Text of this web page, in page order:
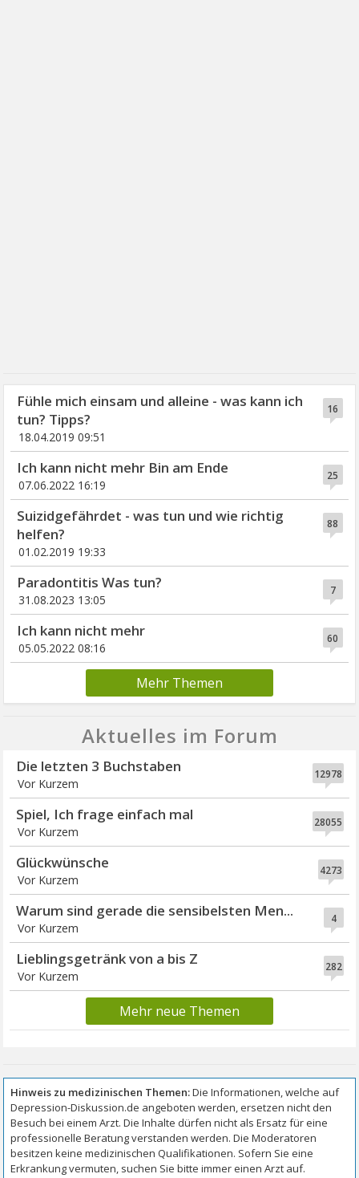
16
Fühle mich einsam und alleine - was kann ich
tun? Tipps?
18.04.2019 09:51
25
Ich kann nicht mehr Bin am Ende
07.06.2022 16:19
88
Suizidgefährdet - was tun und wie richtig
helfen?
01.02.2019 19:33
7
Paradontitis Was tun?
31.08.2023 13:05
60
Ich kann nicht mehr
05.05.2022 08:16
Mehr Themen
Aktuelles im Forum
12978
Die letzten 3 Buchstaben
Vor Kurzem
28055
Spiel, Ich frage einfach mal
Vor Kurzem
4273
Glückwünsche
Vor Kurzem
4
Warum sind gerade die sensibelsten Men...
Vor Kurzem
282
Lieblingsgetränk von a bis Z
Vor Kurzem
Mehr neue Themen